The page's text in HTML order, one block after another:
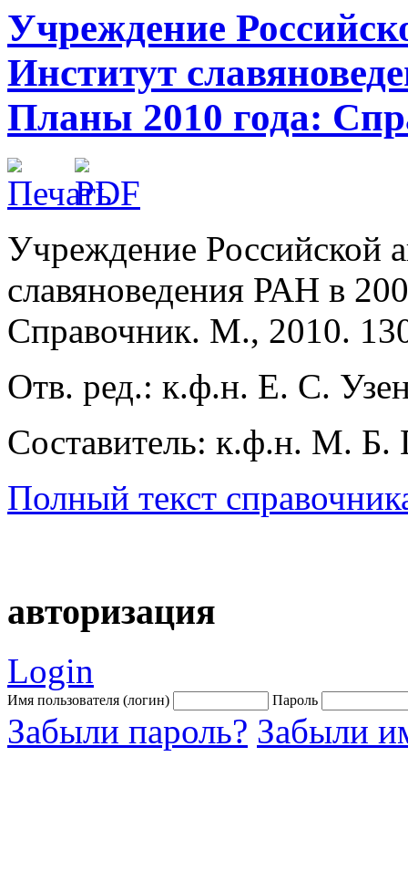
Учреждение
Институт
Планы 2010 года:
Учреждение Российской
славяноведения РАН в
Справочник. М., 2010.
Отв. ред.: к.ф.н. Е. С.
Составитель: к.ф.н. М. Б.
Полный текст
авторизация
Login
Имя пользователя (логин) Пароль
Забыли пароль? Забыли